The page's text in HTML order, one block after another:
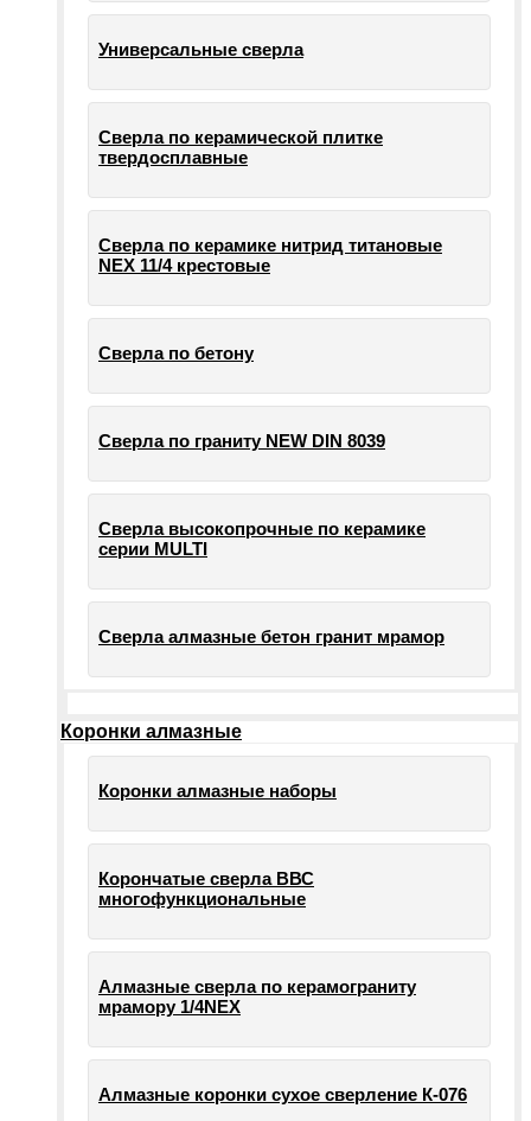
Универсальные сверла
Сверла по керамической плитке
твердосплавные
Сверла по керамике нитрид титановые
NEX 11/4 крестовые
Сверла по бетону
Сверла по граниту NEW DIN 8039
Сверла высокопрочные по керамике
серии MULTI
Сверла алмазные бетон гранит мрамор
Коронки алмазные
Коронки алмазные наборы
Корончатые сверла ВВС
многофункциональные
Алмазные сверла по керамограниту
мрамору 1/4NEX
Алмазные коронки сухое сверление К-076